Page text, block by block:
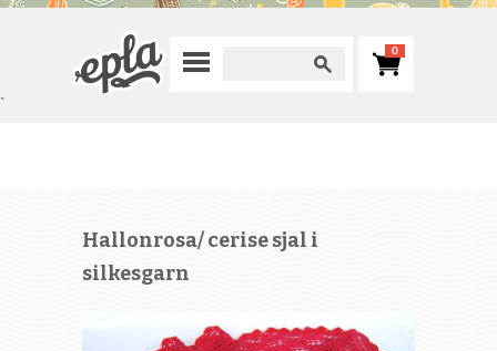
0
`
Hallonrosa/ cerise sjal i
silkesgarn